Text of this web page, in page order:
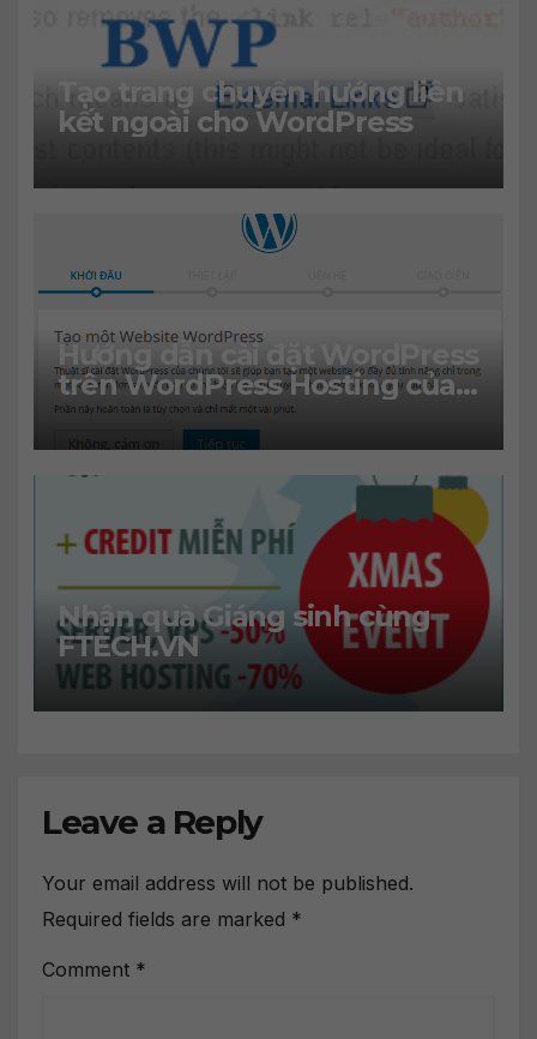
Tạo trang chuyển hướng liên
kết ngoài cho WordPress
Hướng dẫn cài đặt WordPress
trên WordPress Hosting của
GoDaddy
Nhận quà Giáng sinh cùng
FTECH.VN
Leave a Reply
Your email address will not be published.
Required fields are marked *
Comment *